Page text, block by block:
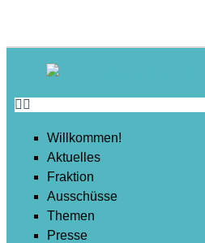
Willkommen!
Aktuelles
Fraktion
Ausschüsse
Themen
Presse